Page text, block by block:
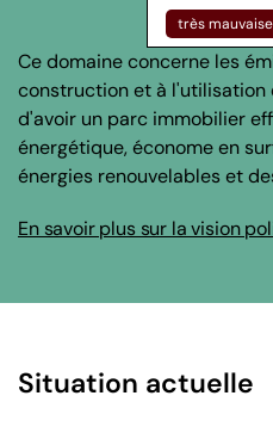
très mauvaise
Ce domaine concerne les
construction et à l'utilisation
d'avoir un parc immobilier
énergétique, économe en
énergies renouvelables et
En savoir plus sur la vision
Situation actuelle